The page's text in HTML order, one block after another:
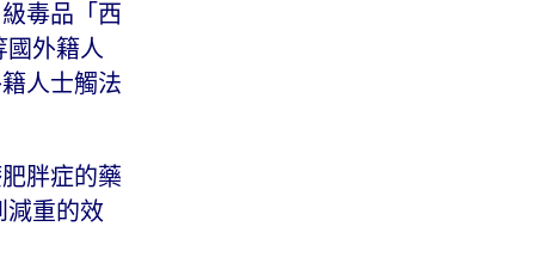
毒品「西
外籍人
人士觸法
胖症的藥
減重的效